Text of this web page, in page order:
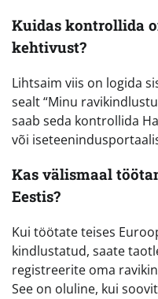
Kuidas kontrollida
kehtivust?
Lihtsaim viis on logida
sealt “Minu
saab seda kontrollida
või
Kas välismaal
Eestis?
Kui töötate teises
kindlustatud, saate
registreerite oma
See on oluline, kui